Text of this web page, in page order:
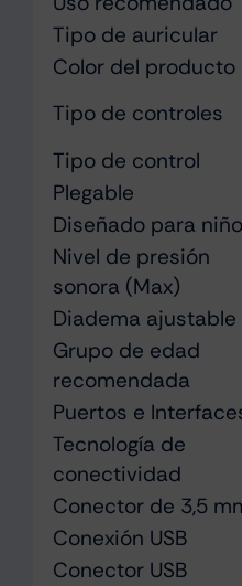
Tipo de auricular
Color del producto
Tipo de controles
Tipo de control
Plegable
Diseñado para
Nivel de presión
sonora (Max)
Diadema ajustable
Grupo de edad
recomendada
Puertos e
Tecnología de
conectividad
Conector de 3,5
Conexión USB
Conector USB